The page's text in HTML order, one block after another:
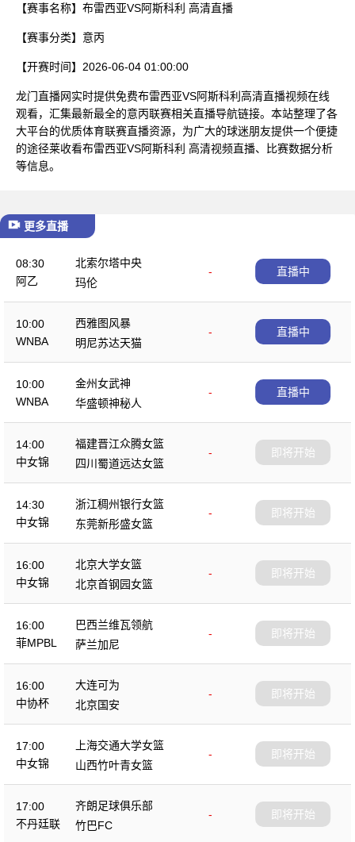
【赛事名称】 布雷西亚VS阿斯科利 高清直播
【赛事分类】 意丙
【开赛时间】 2026-06-04 01:00:00
龙门直播网实时提供免费布雷西亚VS阿斯科利高清直播视频在线
观看，汇集最新最全的意丙联赛相关直播导航链接。本站整理了各
大平台的优质体育联赛直播资源，为广大的球迷朋友提供一个便捷
的途径莱收看布雷西亚VS阿斯科利 高清视频直播、比赛数据分析
等信息。
更多直播
08:30
阿乙
北索尔塔中央
-
玛伦
直播中
10:00
WNBA
西雅图风暴
-
明尼苏达天猫
直播中
10:00
WNBA
金州女武神
-
华盛顿神秘人
直播中
14:00
中女锦
福建晋江众腾女篮
-
四川蜀道远达女篮
即将开始
14:30
中女锦
浙江稠州银行女篮
-
东莞新彤盛女篮
即将开始
16:00
中女锦
北京大学女篮
-
北京首钢园女篮
即将开始
16:00
菲MPBL
巴西兰维瓦领航
-
萨兰加尼
即将开始
16:00
中协杯
大连可为
-
北京国安
即将开始
17:00
中女锦
上海交通大学女篮
-
山西竹叶青女篮
即将开始
17:00
不丹廷联
齐朗足球俱乐部
-
竹巴FC
即将开始